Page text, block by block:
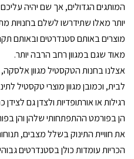
המותגים הגדולים, אך שם יהיה
יותר מאלו שתידרשו לשלם בחנויות
מוצרים באותם סטנדרטים ובאותם
מאוד שגם במגוון רחב הרבה יותר.
אצלנו בחנות הטקסטיל מגוון
לבית, וכמובן מגוון מוצרי טקסטיל
רגילות או אורתופדיות ולצדן גם לצידן
הן בפורמט ההתפתחותי שלהן והן
את חוויית התינוק בשלל מצבים,
הכריות עומדות כולןבסטנדרטים